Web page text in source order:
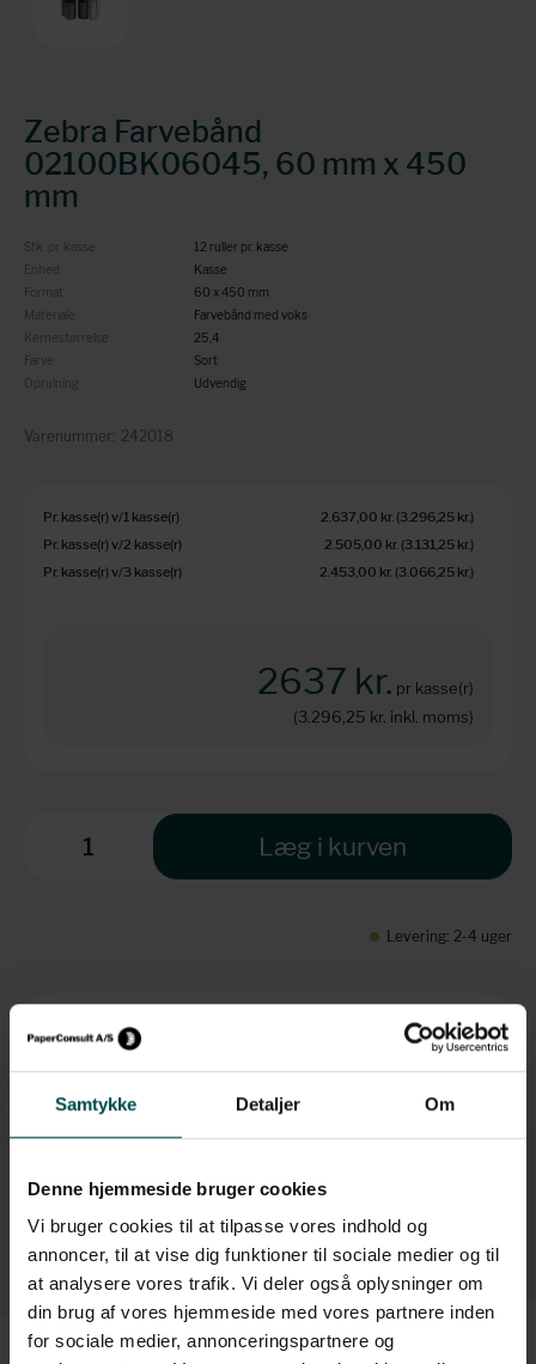
Samtykke Detaljer Om
Denne hjemmeside bruger cookies
Vi bruger cookies til at tilpasse vores indhold og
annoncer, til at vise dig funktioner til sociale medier og til
at analysere vores trafik. Vi deler også oplysninger om
din brug af vores hjemmeside med vores partnere inden
for sociale medier, annonceringspartnere og
Zebra Farvebånd
02100BK06045, 60 mm x 450
mm
Stk. pr. kasse
12 ruller pr. kasse
Enhed
Kasse
Format
60 x 450 mm
Materiale
Farvebånd med voks
Kernestørrelse
25,4
Farve
Sort
Oprulning
Udvendig
Varenummer: 242018
Pr. kasse(r) v/1 kasse(r) 2.637,00 kr. (3.296,25 kr.)
Pr. kasse(r) v/2 kasse(r)
2.505,00 kr. (3.131,25 kr.)
Pr. kasse(r) v/3 kasse(r)
2.453,00 kr. (3.066,25 kr.)
2637 kr. pr kasse(r)
(3.296,25 kr. inkl. moms)
Læg i kurven
Levering: 2-4 uger
Mandag-torsdag: 8.00-16.00
Fredag: 8.00-15.30
Helt enkelt. Personligt
Fagligt nørderi
Dag til dag-levering
Løsningsorienteret